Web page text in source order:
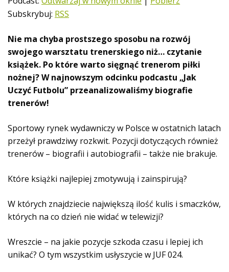
w
a
z
a
c
z
p
l
k
ó
w
ź
i
ę
o
w
Subskrybuj: RSS
Nie ma chyba prostszego sposobu na rozwój
swojego warsztatu trenerskiego niż… czytanie
książek. Po które warto sięgnąć trenerom piłki
nożnej? W najnowszym odcinku podcastu „Jak
Uczyć Futbolu” przeanalizowaliśmy biografie
trenerów!
Sportowy rynek wydawniczy w Polsce w ostatnich latach
przeżył prawdziwy rozkwit. Pozycji dotyczących również
trenerów – biografii i autobiografii – także nie brakuje.
Które książki najlepiej zmotywują i zainspirują?
W których znajdziecie największą ilość kulis i smaczków,
których na co dzień nie widać w telewizji?
Wreszcie – na jakie pozycje szkoda czasu i lepiej ich
unikać? O tym wszystkim usłyszycie w JUF 024.